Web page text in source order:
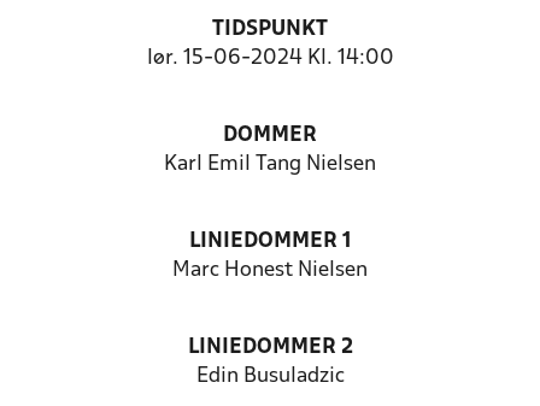
TIDSPUNKT
lør. 15-06-2024 Kl. 14:00
DOMMER
Karl Emil Tang Nielsen
LINIEDOMMER 1
Marc Honest Nielsen
LINIEDOMMER 2
Edin Busuladzic